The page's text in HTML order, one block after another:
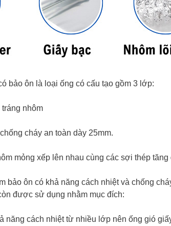
bảo ôn là loại ống có cấu tạo gồm 3 lớp:
nhôm
cháy an toàn dày 25mm.
mỏng xếp lên nhau cùng các sợi thép
bảo ôn có khả năng cách nhiệt và chống
được sử dụng nhằm mục đích:
năng cách nhiệt từ nhiều lớp nên ống gió